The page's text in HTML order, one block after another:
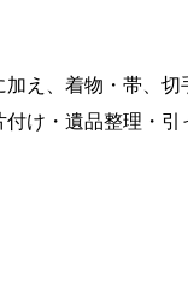
え、着物・帯、
け・遺品整理・